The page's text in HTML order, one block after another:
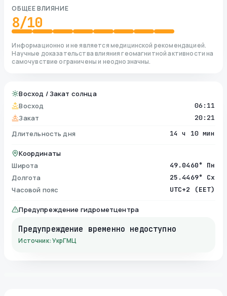
ОБЩЕЕ ВЛИЯНИЕ
8/10
Информационно и не является медицинской рекомендацией.
Научные доказательства влияния геомагнитной активности на
самочувствие ограничены и неоднозначны.
Восход / Закат солнца
Восход
06:11
Закат 20:21
Длительность дня 14 ч 10 мин
Координаты
Широта
49.0460° Пн
Долгота 25.4469° Сх
Часовой пояс UTC+2 (EET)
Предупреждение гидрометцентра
Предупреждение временно недоступно
Источник: УкрГМЦ